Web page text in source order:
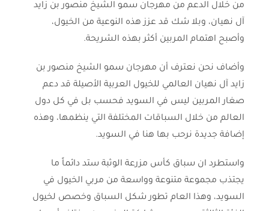
من خلال الدعم من مهرجان سمو الشيخ منصور بن زايد
آل نهيان، وبلا شك قد عزز هذه النوعية من الخيول،
وأصبح اهتمام المربين أكثر بهذه الشريحة.
وأضاف نحن نعترف أن مهرجان سمو الشيخ منصور بن
زايد آل نهيان العالمي للخيول العربية الأصيلة قد دعم
صغار المربين ليس في السويد فحسب بل في كل دول
العالم من خلال السباقات المختلفة التي ينظمها، وهذه
إضافة جديدة نرحب بها هنا في السويد.
واستطرد ان سباق كأس مزرعة الوثبة ستد دائماً ما
يجتذب مجموعة متنوعة وواسعة من مربي الخيول في
السويد، وهذا العام تطور شكل السباق وخصص لخيول